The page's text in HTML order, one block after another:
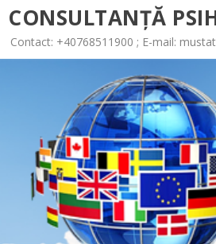
CONSULTANȚĂ
Contact: +40768511900 ; E-mail: